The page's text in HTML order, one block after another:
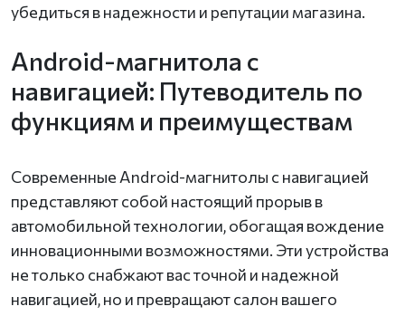
убедиться в надежности и репутации магазина.
Android-магнитола с
навигацией: Путеводитель по
функциям и преимуществам
Современные Android-магнитолы с навигацией
представляют собой настоящий прорыв в
автомобильной технологии, обогащая вождение
инновационными возможностями. Эти устройства
не только снабжают вас точной и надежной
навигацией, но и превращают салон вашего